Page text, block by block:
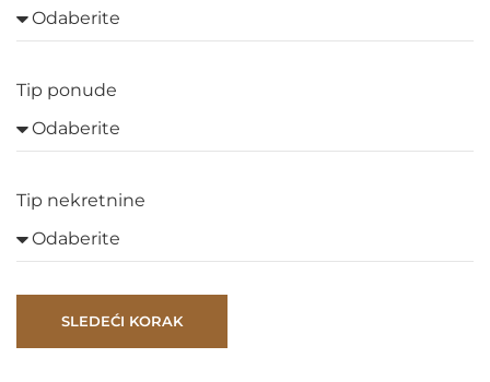
Tip ponude
Tip nekretnine
SLEDEĆI KORAK